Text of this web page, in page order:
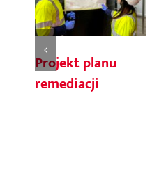
Projekt planu
remediacji